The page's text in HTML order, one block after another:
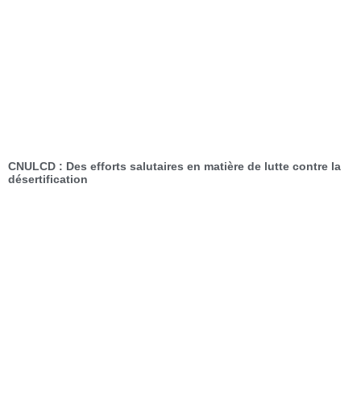
CNULCD : Des efforts salutaires en matière de lutte contre la
désertification